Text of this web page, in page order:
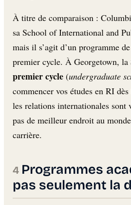
À titre de comparaison :
sa School of International and
mais il s’agit d’un programme
premier cycle. À Georgetown, la
premier cycle (undergraduate
commencer vos études en RI
les relations internationales sont
pas de meilleur endroit au
carrière.
Programmes
pas seulement la